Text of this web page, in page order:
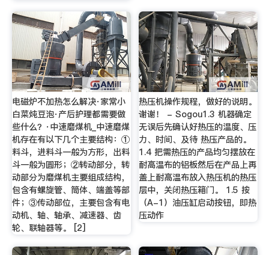
电磁炉不加热怎么解决·家常小
白菜炖豆泡·产后护理都需要做
些什么？·中速磨煤机_中速磨煤
机存在有以下几个主要结构：①
料斗，进料斗一般为方形，出料
斗一般为圆形；②转动部分，转
动部分为磨煤机主要组成结构，
包含有螺旋管、筒体、端盖等部
件；③传动部位，主要包含有电
动机、轴、轴承、减速器、齿
轮、联轴器等。 [2]
热压机操作规程，做好的说明。
谢谢！ - Sogou1.3 机器确定
无误后先确认好热压的温度、压
力、时间、及待 热压产品的。
1.4 把需热压的产品均匀摆放在
耐高温布的铝板然后在产品上再
盖上耐高温布放入热压机的热压
层中，关闭热压箱门。 1.5 按
（A-1）油压缸启动按钮，即热
压动作